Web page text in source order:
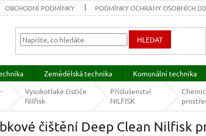
OBCHODNÍ PODMÍNKY PODMÍNKY OCHRANY OSOBNÍCH
HLEDAT
Zemědělská technika Komunální technika
Vysokotlaké čističe
Nilfisk
Příslušenství
NILFISK
čištění Deep Clean Nilfisk